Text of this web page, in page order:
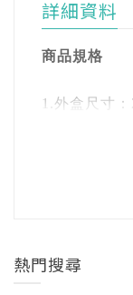
重複使用！
造成綠意盎
詳細資料
商品規格
1.外盒尺寸
2.內容物：
熱門搜尋